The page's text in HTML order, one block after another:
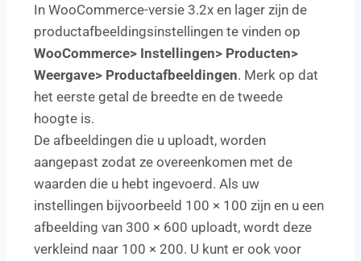
In WooCommerce-versie 3.2x en lager zijn de
productafbeeldingsinstellingen te vinden op
WooCommerce> Instellingen> Producten>
Weergave> Productafbeeldingen. Merk op dat
het eerste getal de breedte en de tweede
hoogte is.
De afbeeldingen die u uploadt, worden
aangepast zodat ze overeenkomen met de
waarden die u hebt ingevoerd. Als uw
instellingen bijvoorbeeld 100 × 100 zijn en u een
afbeelding van 300 × 600 uploadt, wordt deze
verkleind naar 100 × 200. U kunt er ook voor